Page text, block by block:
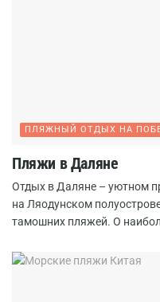
ПЛЯЖНЫЙ ОТДЫХ НА
Пляжи в Даляне
Отдых в Даляне – уютном
на Ляодунском
тамошних пляжей. О